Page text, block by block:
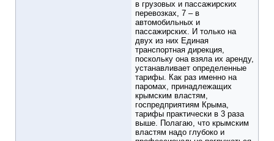
в грузовых и пассажирских
перевозках, 7 – в
автомобильных и
пассажирских. И только на
двух из них Единая
транспортная дирекция,
поскольку она взяла их аренду,
устанавливает определенные
тарифы. Как раз именно на
паромах, принадлежащих
крымским властям,
госпредприятиям Крыма,
тарифы практически в 3 раза
выше. Полагаю, что крымским
властям надо глубоко и